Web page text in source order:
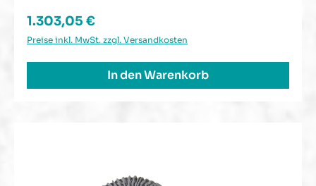
Regulärer Preis:
1.303,05 €
Preise inkl. MwSt. zzgl. Versandkosten
In den Warenkorb